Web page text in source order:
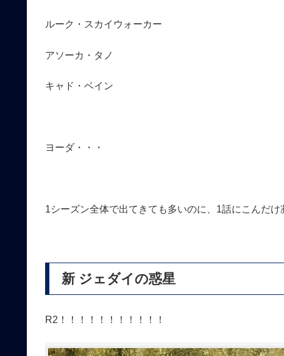
ルーク・スカイウォーカー
アソーカ・タノ
キャド・ベイン
ヨーダ・・・
1シーズン全体で出てきても多いのに、1話にこんだけ
新 ジェダイの惑星
R2！！！！！！！！！！！